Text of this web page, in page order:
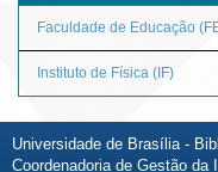
Faculdade de Educação
Instituto de Física (IF)
Universidade de Brasília -
Coordenadoria de Gestão da